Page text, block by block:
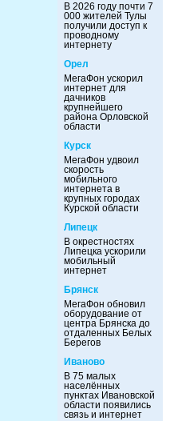
В 2026 году почти 7
000 жителей Тулы
получили доступ к
проводному
интернету
Орел
МегаФон ускорил
интернет для
дачников
крупнейшего
района Орловской
области
Курск
МегаФон удвоил
скорость
мобильного
интернета в
крупных городах
Курской области
Липецк
В окрестностях
Липецка ускорили
мобильный
интернет
Брянск
МегаФон обновил
оборудование от
центра Брянска до
отдаленных Белых
Берегов
Иваново
В 75 малых
населённых
пунктах Ивановской
области появились
связь и интернет